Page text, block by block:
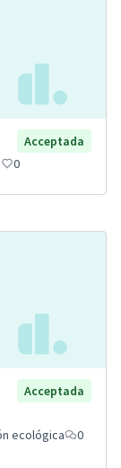
Acceptada
0
Acceptada
ecológica
0